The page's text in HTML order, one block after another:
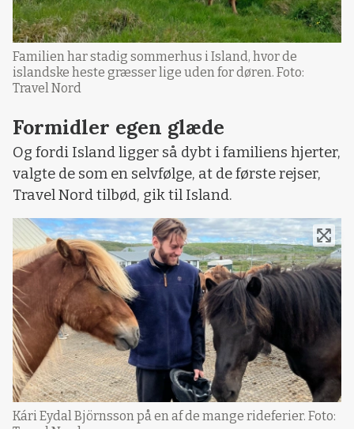
Familien har stadig sommerhus i Island, hvor de
islandske heste græsser lige uden for døren. Foto:
Travel Nord
Formidler egen glæde
Og fordi Island ligger så dybt i familiens hjerter,
valgte de som en selvfølge, at de første rejser,
Travel Nord tilbød, gik til Island.
Kári Eydal Björnsson på en af de mange rideferier. Foto: